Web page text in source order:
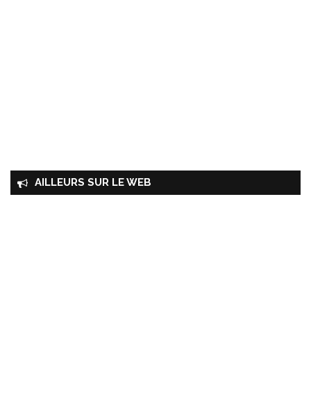
AILLEURS SUR LE WEB